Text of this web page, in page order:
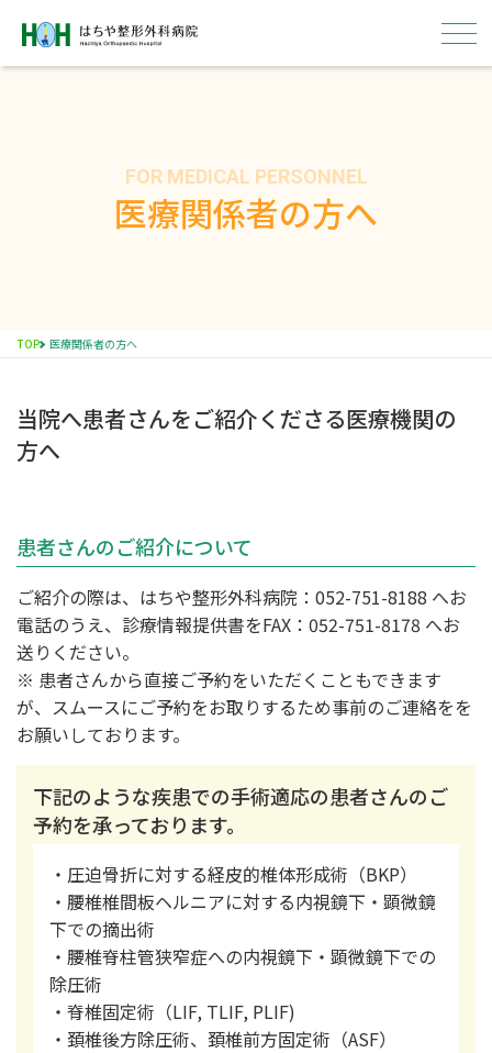
はちやについて
病院概要
採用情報
スポーツ班
はちやの治療・手術について
お知らせ
よくあるご質問
初診受付時間
月曜 - 金曜 9:00 - 12:00 / 14:30 - 17:00
[ 受付 8:45 - ]
土曜午後、日曜、祝日はお休みをいただいております
FOR MEDICAL PERSONNEL
医療関係者の方へ
TOP 医療関係者の方へ
当院へ患者さんをご紹介くださる医療機関の
方へ
患者さんのご紹介について
ご紹介の際は、はちや整形外科病院：052-751-8188 へお
電話のうえ、診療情報提供書をFAX：052-751-8178 へお
送りください。
※ 患者さんから直接ご予約をいただくこともできます
が、スムースにご予約をお取りするため事前のご連絡をを
お願いしております。
下記のような疾患での手術適応の患者さんのご
予約を承っております。
・圧迫骨折に対する経皮的椎体形成術（BKP）
・腰椎椎間板ヘルニアに対する内視鏡下・顕微鏡
下での摘出術
・腰椎脊柱管狭窄症への内視鏡下・顕微鏡下での
除圧術
・脊椎固定術（LIF, TLIF, PLIF)
・頚椎後方除圧術、頚椎前方固定術（ASF）